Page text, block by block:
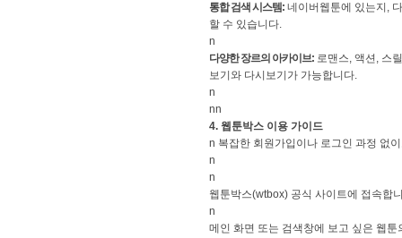
통합 검색 시스템: 네이버웹툰에 있는지,
할 수 있습니다.
n
다양한 장르의 아카이브: 로맨스, 액션, 스
보기와 다시보기가 가능합니다.
n
nn
4. 웹툰박스 이용 가이드
n 복잡한 회원가입이나 로그인 과정 없
n
n
웹툰박스(wtbox) 공식 사이트에 접속합
n
메인 화면 또는 검색창에 보고 싶은 웹툰